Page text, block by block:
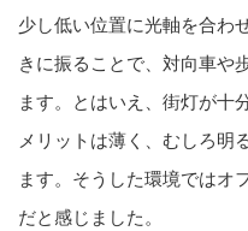
少し低い位置に光軸を合わ
きに振ることで、対向車や
ます。とはいえ、街灯が十
メリットは薄く、むしろ明
ます。そうした環境ではオ
だと感じました。